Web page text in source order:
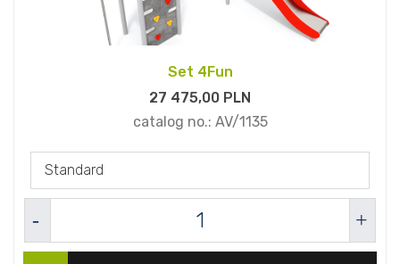
Set 4Fun
27 475,00 PLN
catalog no.: AV/1135
Standard